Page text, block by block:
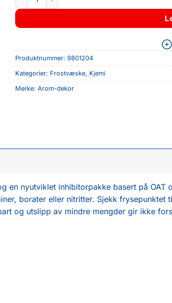
Produktnummer: 9801204
Kategorier: Frostvæske, Kjemi
Merke: Arom-dekor
en nyutviklet inhibitorpakke basert på
borater eller nitritter. Sjekk
og utslipp av mindre mengder gir ikke